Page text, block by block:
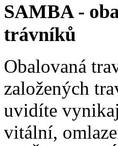
SAMBA -
trávníků
Obalovaná
založených
uvidíte
vitální,